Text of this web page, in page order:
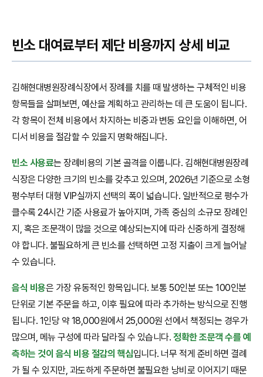
빈소 대여료부터 제단 비용까지 상세 비교
김해현대병원장례식장에서 장례를 치를 때 발생하는 구체적인 비용
항목들을 살펴보면, 예산을 계획하고 관리하는 데 큰 도움이 됩니다.
각 항목이 전체 비용에서 차지하는 비중과 변동 요인을 이해하면, 어
디서 비용을 절감할 수 있을지 명확해집니다.
빈소 사용료는 장례비용의 기본 골격을 이룹니다. 김해현대병원장례
식장은 다양한 크기의 빈소를 갖추고 있으며, 2026년 기준으로 소형
평수부터 대형 VIP실까지 선택의 폭이 넓습니다. 일반적으로 평수가
클수록 24시간 기준 사용료가 높아지며, 가족 중심의 소규모 장례인
지, 혹은 조문객이 많을 것으로 예상되는지에 따라 신중하게 결정해
야 합니다. 불필요하게 큰 빈소를 선택하면 고정 지출이 크게 늘어날
수 있습니다.
음식 비용은 가장 유동적인 항목입니다. 보통 50인분 또는 100인분
단위로 기본 주문을 하고, 이후 필요에 따라 추가하는 방식으로 진행
됩니다. 1인당 약 18,000원에서 25,000원 선에서 책정되는 경우가
많으며, 메뉴 구성에 따라 달라질 수 있습니다.정확한 조문객 수를 예
측하는 것이 음식 비용 절감의 핵심입니다. 너무 적게 준비하면 결례
가 될 수 있지만, 과도하게 주문하면 불필요한 낭비로 이어지기 때문